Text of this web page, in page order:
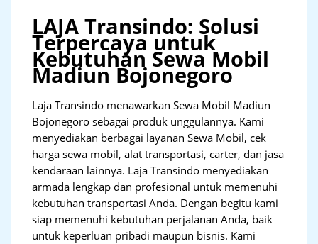
LAJA Transindo: Solusi
Terpercaya untuk
Kebutuhan Sewa Mobil
Madiun Bojonegoro
Laja Transindo menawarkan Sewa Mobil Madiun
Bojonegoro sebagai produk unggulannya. Kami
menyediakan berbagai layanan Sewa Mobil, cek
harga sewa mobil, alat transportasi, carter, dan jasa
kendaraan lainnya. Laja Transindo menyediakan
armada lengkap dan profesional untuk memenuhi
kebutuhan transportasi Anda. Dengan begitu kami
siap memenuhi kebutuhan perjalanan Anda, baik
untuk keperluan pribadi maupun bisnis. Kami